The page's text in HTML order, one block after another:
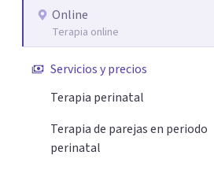
recursos personales y construir una
congruente con tus necesidades y
Online
Terapia online
Servicios y precios
Terapia perinatal
Terapia de parejas en periodo
perinatal